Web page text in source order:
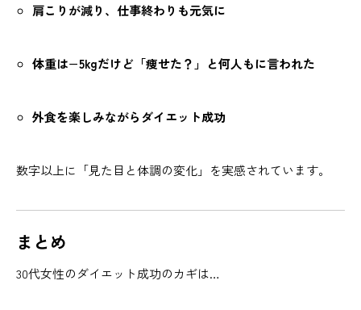
肩こりが減り、仕事終わりも元気に
体重は−5kgだけど「痩せた？」と何人もに言われた
外食を楽しみながらダイエット成功
数字以上に「見た目と体調の変化」を実感されています。
まとめ
30代女性のダイエット成功のカギは…